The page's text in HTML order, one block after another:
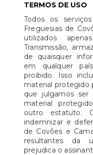
TERMOS DE USO
Todos os
Freguesias de
utilizados
Transmissão,
de quaisquer
em qualquer
proibido. Isso
material protegido
que julgamos ser
material
outro estatuto.
indemnizar e
de Covões e
resultantes da
prejudica o